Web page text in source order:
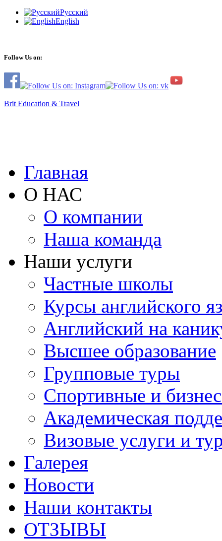
Русский
English
Follow Us on:
Brit Education & Travel
Главная
О НАС
О компании
Наша команда
Наши услуги
Частные школы
Курсы английского
Английский на
Высшее образование
Групповые туры
Спортивные и
Академическая
Визовые услуги и
Галерея
Новости
Наши контакты
ОТЗЫВЫ